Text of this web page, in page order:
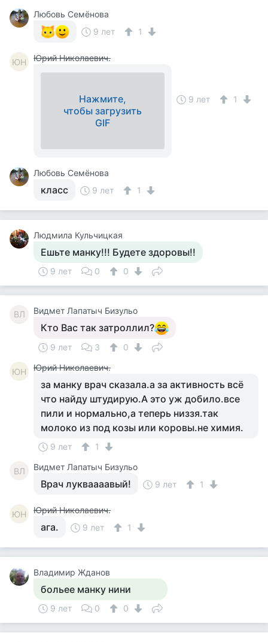
Любовь Семёнова
9 лет
1
ЮН Юрий Николаевич.
Нажмите,
чтобы загрузить
GIF
9 лет 1
Любовь Семёнова
класс 9 лет 1
Людмила Кульчицкая
Ешьте манку!!! Будете здоровы!!
9 лет 0 0
ВЛ Видмет Лапатыч Бизульо
Кто Вас так затроллил?
9 лет 3 0
ЮН Юрий Николаевич.
за манку врач сказала.а за активность всё
что найду штудирую.А это уж добило.все
пили и нормально,а теперь низзя.так
молоко из под козы или коровы.не химия.
9 лет 1
ВЛ Видмет Лапатыч Бизульо
Врач лукваааавый! 9 лет 1
ЮН Юрий Николаевич.
ага. 9 лет 1
Владимир Жданов
больее манку нини
9 лет 0 0